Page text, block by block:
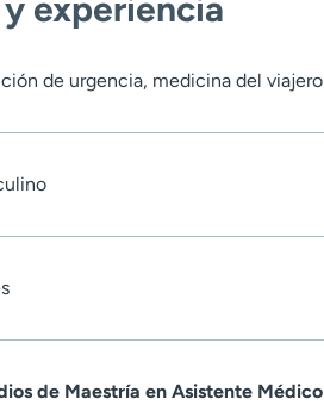
experiencia
de urgencia, medicina del viajero
de Maestría en Asistente Médico